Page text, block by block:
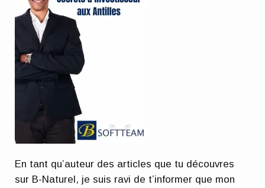
En tant qu’auteur des articles que tu découvres
sur B-Naturel, je suis ravi de t’informer que mon